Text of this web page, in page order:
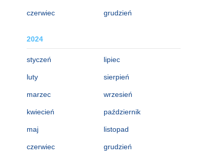
czerwiec grudzień
2024
styczeń
luty
marzec
kwiecień
maj
czerwiec
lipiec
sierpień
wrzesień
październik
listopad
grudzień